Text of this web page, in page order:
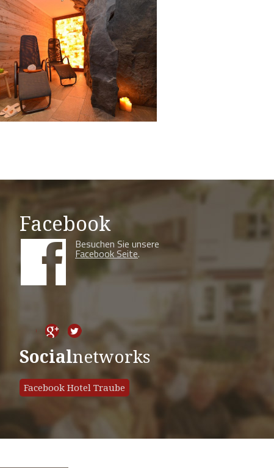
Facebook
Besuchen Sie unsere
Facebook Seite.
Socialnetworks
Facebook Hotel Traube